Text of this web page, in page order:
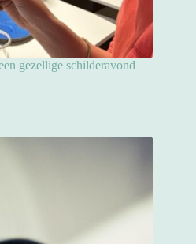
gezellige schilderavond